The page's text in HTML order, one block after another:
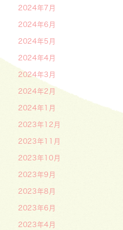
2024年7月
2024年6月
2024年5月
2024年4月
2024年3月
2024年2月
2024年1月
2023年12月
2023年11月
2023年10月
2023年9月
2023年8月
2023年6月
2023年4月